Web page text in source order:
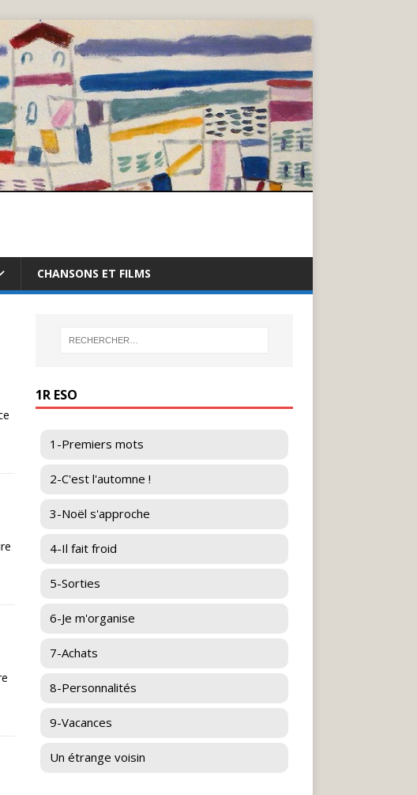
CHANSONS ET FILMS
1R ESO
1-Premiers mots
2-C'est l'automne !
3-Noël s'approche
4-Il fait froid
5-Sorties
6-Je m'organise
7-Achats
8-Personnalités
9-Vacances
Un étrange voisin